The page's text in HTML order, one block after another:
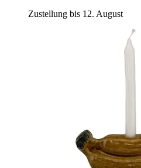
Zustellung bis 12. August